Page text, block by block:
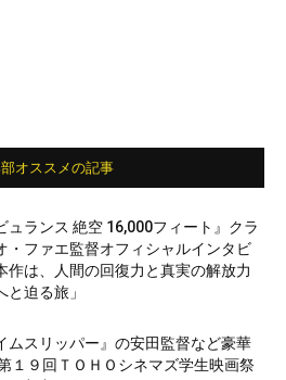
オススメの記事
ュランス 絶空 16,000フィート』クラ
・ファエ監督オフィシャルインタビ
作は、人間の回復力と真実の解放力
と迫る旅」
ムスリッパー』の安田監督など豪華
１９回ＴＯＨＯシネマズ学生映画祭